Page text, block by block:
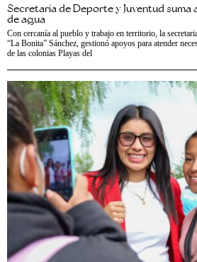
Secretaría de Deporte y Juventud suma
de agua
Con cercanía al pueblo y trabajo en territorio, la
“La Bonita” Sánchez, gestionó apoyos para atender
de las colonias Playas del